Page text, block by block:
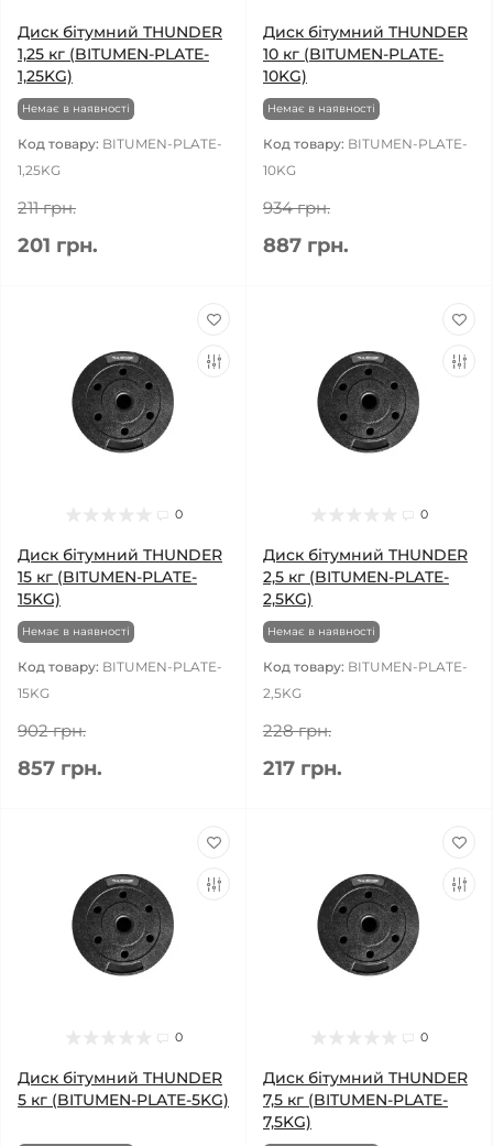
Диск бітумний THUNDER
1,25 кг (BITUMEN-PLATE-
1,25KG)
Немає в наявності
Код товару: BITUMEN-PLATE-
1,25KG
211 грн.
201 грн.
Диск бітумний THUNDER
10 кг (BITUMEN-PLATE-
10KG)
Немає в наявності
Код товару: BITUMEN-PLATE-
10KG
934 грн.
887 грн.
0
Диск бітумний THUNDER
15 кг (BITUMEN-PLATE-
15KG)
Немає в наявності
Код товару: BITUMEN-PLATE-
15KG
902 грн.
857 грн.
0
Диск бітумний THUNDER
2,5 кг (BITUMEN-PLATE-
2,5KG)
Немає в наявності
Код товару: BITUMEN-PLATE-
2,5KG
228 грн.
217 грн.
0
Диск бітумний THUNDER
5 кг (BITUMEN-PLATE-5KG)
0
Диск бітумний THUNDER
7,5 кг (BITUMEN-PLATE-
7,5KG)